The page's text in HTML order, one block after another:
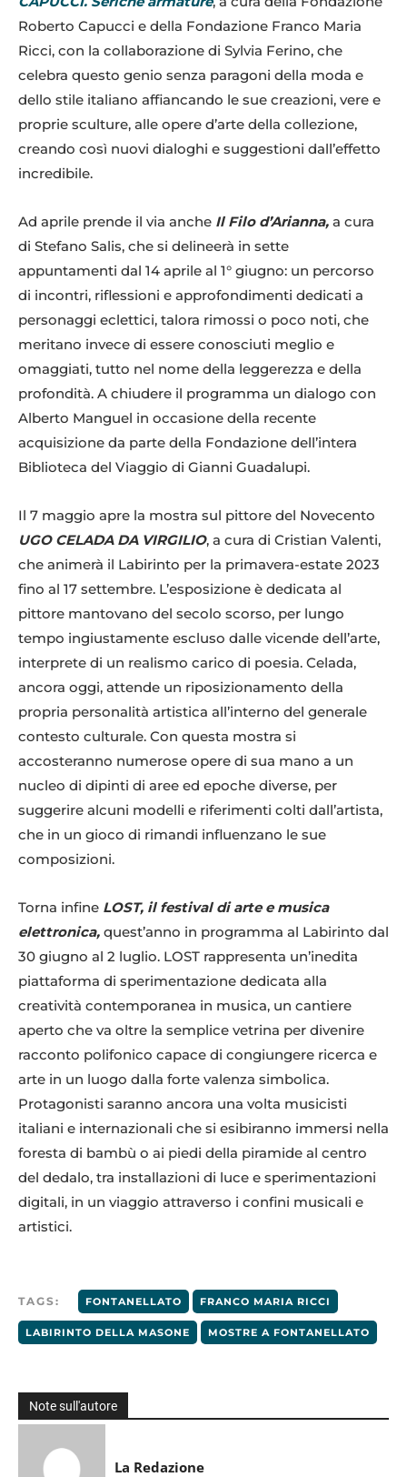
Roberto Capucci e della Fondazione Franco Maria
Ricci, con la collaborazione di Sylvia Ferino, che
celebra questo genio senza paragoni della moda e
dello stile italiano affiancando le sue creazioni, vere e
proprie sculture, alle opere d’arte della collezione,
creando così nuovi dialoghi e suggestioni dall’effetto
incredibile.
Ad aprile prende il via anche Il Filo d’Arianna, a cura
di Stefano Salis, che si delineerà in sette
appuntamenti dal 14 aprile al 1° giugno: un percorso
di incontri, riflessioni e approfondimenti dedicati a
personaggi eclettici, talora rimossi o poco noti, che
meritano invece di essere conosciuti meglio e
omaggiati, tutto nel nome della leggerezza e della
profondità. A chiudere il programma un dialogo con
Alberto Manguel in occasione della recente
acquisizione da parte della Fondazione dell’intera
Biblioteca del Viaggio di Gianni Guadalupi.
Il 7 maggio apre la mostra sul pittore del Novecento
UGO CELADA DA VIRGILIO, a cura di Cristian Valenti,
che animerà il Labirinto per la primavera-estate 2023
fino al 17 settembre. L’esposizione è dedicata al
pittore mantovano del secolo scorso, per lungo
tempo ingiustamente escluso dalle vicende dell’arte,
interprete di un realismo carico di poesia. Celada,
ancora oggi, attende un riposizionamento della
propria personalità artistica all’interno del generale
contesto culturale. Con questa mostra si
accosteranno numerose opere di sua mano a un
nucleo di dipinti di aree ed epoche diverse, per
suggerire alcuni modelli e riferimenti colti dall’artista,
che in un gioco di rimandi influenzano le sue
composizioni.
Torna infine LOST, il festival di arte e musica
elettronica, quest’anno in programma al Labirinto dal
30 giugno al 2 luglio. LOST rappresenta un’inedita
piattaforma di sperimentazione dedicata alla
creatività contemporanea in musica, un cantiere
aperto che va oltre la semplice vetrina per divenire
racconto polifonico capace di congiungere ricerca e
arte in un luogo dalla forte valenza simbolica.
Protagonisti saranno ancora una volta musicisti
italiani e internazionali che si esibiranno immersi nella
foresta di bambù o ai piedi della piramide al centro
del dedalo, tra installazioni di luce e sperimentazioni
digitali, in un viaggio attraverso i confini musicali e
artistici.
TAGS: FONTANELLATO FRANCO MARIA RICCI
LABIRINTO DELLA MASONE MOSTRE A FONTANELLATO
Note sull'autore
La Redazione